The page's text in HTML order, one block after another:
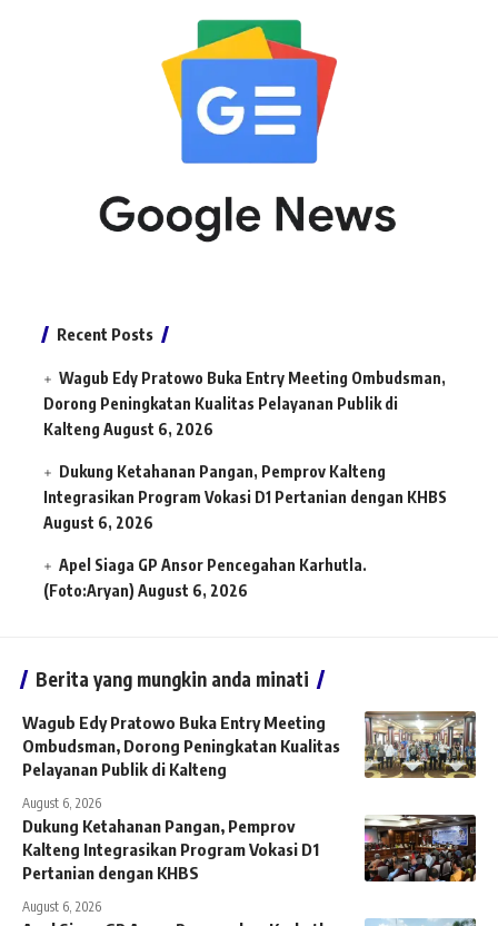
Recent Posts
Wagub Edy Pratowo Buka Entry Meeting Ombudsman,
Dorong Peningkatan Kualitas Pelayanan Publik di
Kalteng August 6, 2026
Dukung Ketahanan Pangan, Pemprov Kalteng
Integrasikan Program Vokasi D1 Pertanian dengan KHBS
August 6, 2026
Apel Siaga GP Ansor Pencegahan Karhutla.
(Foto:Aryan) August 6, 2026
Berita yang mungkin anda minati
Wagub Edy Pratowo Buka Entry Meeting
Ombudsman, Dorong Peningkatan Kualitas
Pelayanan Publik di Kalteng
August 6, 2026
Dukung Ketahanan Pangan, Pemprov
Kalteng Integrasikan Program Vokasi D1
Pertanian dengan KHBS
August 6, 2026